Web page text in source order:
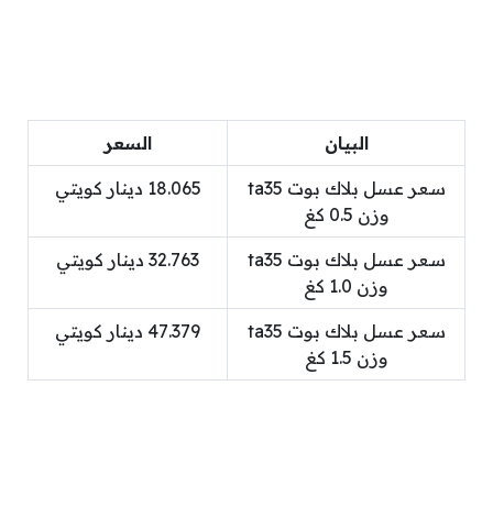
البيان السعر
سعر عسل بلاك بوت ta35
وزن 0.5 كغ
18.065 دينار كويتي
سعر عسل بلاك بوت ta35
وزن 1.0 كغ
32.763 دينار كويتي
سعر عسل بلاك بوت ta35
وزن 1.5 كغ
47.379 دينار كويتي